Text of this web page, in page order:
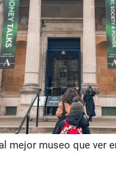
mejor museo que ver